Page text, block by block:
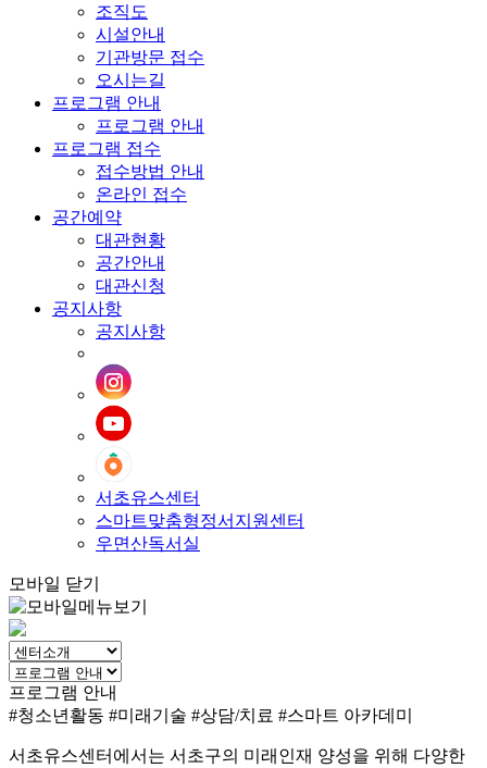
조직도
시설안내
기관방문 접수
오시는길
프로그램 안내
프로그램 안내
프로그램 접수
접수방법 안내
온라인 접수
공간예약
대관현황
공간안내
대관신청
공지사항
공지사항
서초유스센터
스마트맞춤형정서지원센터
우면산독서실
모바일 닫기
프로그램 안내
#청소년활동 #미래기술 #상담/치료 #스마트 아카데미
서초유스센터에서는 서초구의 미래인재 양성을 위해 다양한